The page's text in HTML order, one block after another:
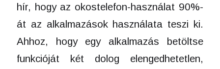
hír, hogy az okostelefon-használat 90%-
át az alkalmazások használata teszi ki.
Ahhoz, hogy egy alkalmazás betöltse
funkcióját két dolog elengedhetetlen,